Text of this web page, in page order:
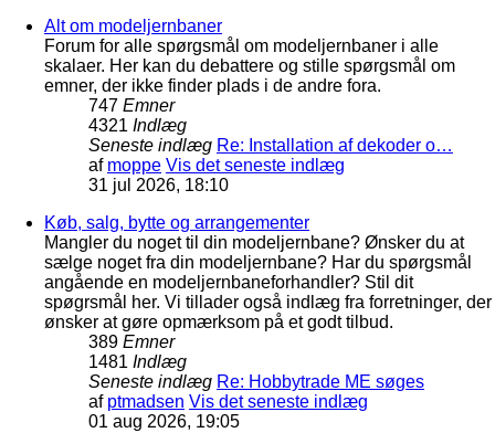
Alt om modeljernbaner
Forum for alle spørgsmål om modeljernbaner i alle
skalaer. Her kan du debattere og stille spørgsmål om
emner, der ikke finder plads i de andre fora.
747 Emner
4321 Indlæg
Seneste indlæg Re: Installation af dekoder o…
af moppe Vis det seneste indlæg
31 jul 2026, 18:10
Køb, salg, bytte og arrangementer
Mangler du noget til din modeljernbane? Ønsker du at
sælge noget fra din modeljernbane? Har du spørgsmål
angående en modeljernbaneforhandler? Stil dit
spøgrsmål her. Vi tillader også indlæg fra forretninger, der
ønsker at gøre opmærksom på et godt tilbud.
389 Emner
1481 Indlæg
Seneste indlæg Re: Hobbytrade ME søges
af ptmadsen Vis det seneste indlæg
01 aug 2026, 19:05